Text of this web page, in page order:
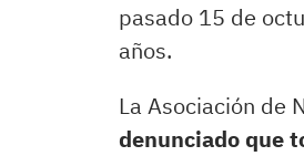
pasado 15 de
años.
La Asociación de
denunciado que